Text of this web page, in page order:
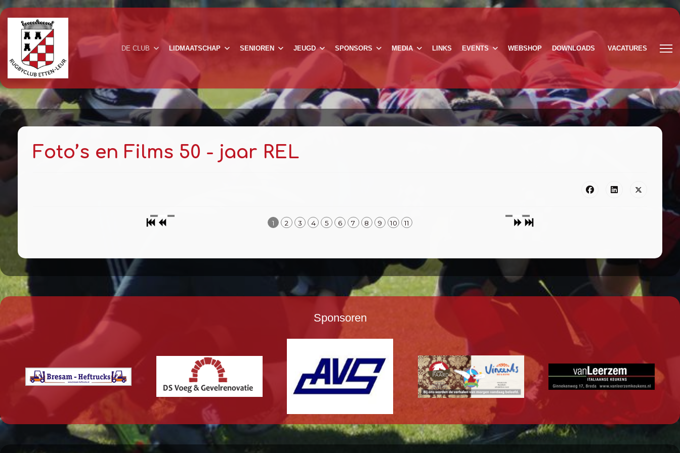
DE CLUB LIDMAATSCHAP SENIOREN JEUGD SPONSORS MEDIA LINKS EVENTS WEBSHOP DOWNLOADS VACATURES
Foto’s en Films 50 - jaar REL
1 2 3 4 5 6 7 8 9 10 11
Sponsoren